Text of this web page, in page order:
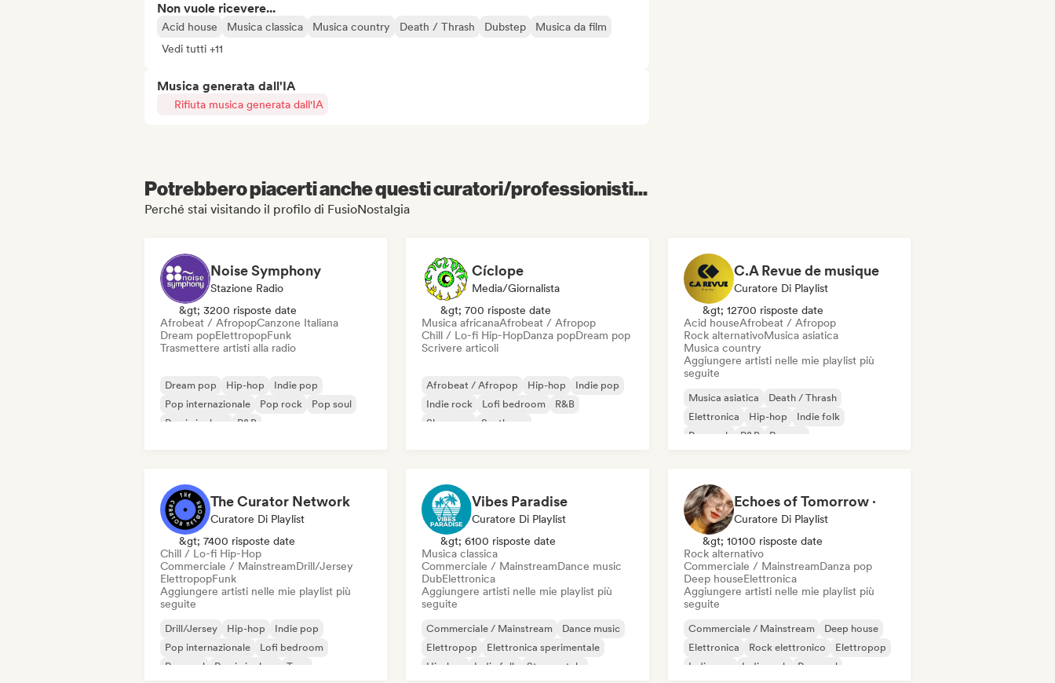
Non vuole ricevere...
Acid house Musica classica Musica country Death / Thrash Dubstep
Musica da film
Vedi tutti +11
Musica generata dall'IA
Rifiuta musica generata dall'IA
Potrebbero piacerti anche questi curatori/professionisti...
Perché stai visitando il profilo di FusioNostalgia
Noise Symphony
Stazione Radio
&gt; 3200 risposte date
Afrobeat / AfropopCanzone Italiana
Dream popElettropopFunk
Trasmettere artisti alla radio
Dream pop Hip-hop
Indie pop
Pop internazionale
Pop rock
Pop soul
Rap in inglese
R&B
Cíclope
Media/Giornalista
&gt; 700 risposte date
Musica africanaAfrobeat / Afropop
Chill / Lo-fi Hip-HopDanza popDream pop
Scrivere articoli
Afrobeat / Afropop Hip-hop
Indie pop
Indie rock
Lofi bedroom
R&B
Shoegaze
Synthpop
C.A Revue de musique
Curatore Di Playlist
&gt; 12700 risposte date
Acid houseAfrobeat / Afropop
Rock alternativoMusica asiatica
Musica country
Aggiungere artisti nelle mie playlist più
seguite
Musica asiatica
Death / Thrash
Elettronica
Hip-hop
Indie folk
Pop rock
R&B Reggae
The Curator Network
Curatore Di Playlist
&gt; 7400 risposte date
Chill / Lo-fi Hip-Hop
Commerciale / MainstreamDrill/Jersey
ElettropopFunk
Aggiungere artisti nelle mie playlist più
seguite
Drill/Jersey Hip-hop
Indie pop
Pop internazionale
Lofi bedroom
Pop soul
Rap in inglese Trap
Vibes Paradise
Curatore Di Playlist
&gt; 6100 risposte date
Musica classica
Commerciale / MainstreamDance music
DubElettronica
Aggiungere artisti nelle mie playlist più
seguite
Commerciale / Mainstream
Dance music
Elettropop
Elettronica sperimentale
Hip-hop
Indie folk
Strumentale
Echoes of Tomorrow ·
Curatore Di Playlist
&gt; 10100 risposte date
Rock alternativo
Commerciale / MainstreamDanza pop
Deep houseElettronica
Aggiungere artisti nelle mie playlist più
seguite
Commerciale / Mainstream
Deep house
Elettronica
Rock elettronico
Elettropop
Indie pop
Indie rock Pop soul